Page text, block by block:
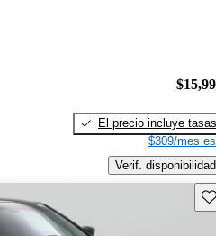
El precio incluye tasas
$309/mes
Verif. disponibilidad